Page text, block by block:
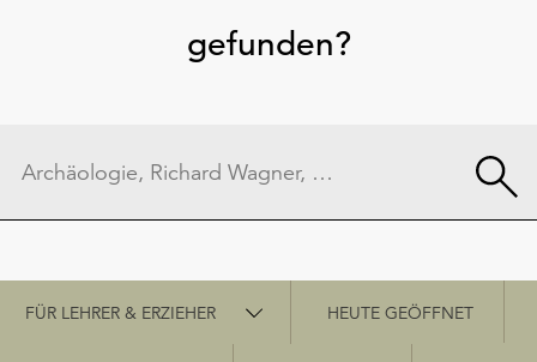
gefunden?
Schnellzugriff
FÜR LEHRER & ERZIEHER HEUTE GEÖFFNET